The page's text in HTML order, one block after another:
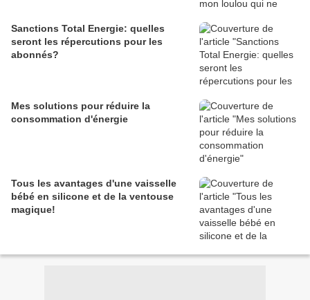
Sanctions Total Energie: quelles
seront les répercutions pour les
abonnés?
Mes solutions pour réduire la
consommation d'énergie
Tous les avantages d'une vaisselle
bébé en silicone et de la ventouse
magique!